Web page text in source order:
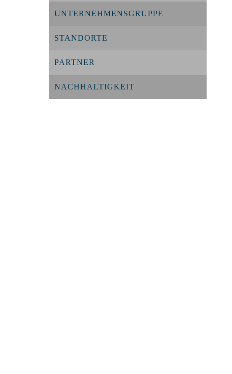
UNTERNEHMENSGRUPPE
STANDORTE
PARTNER
NACHHALTIGKEIT